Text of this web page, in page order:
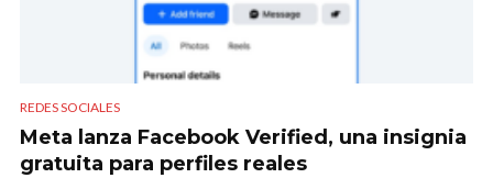
REDES SOCIALES
Meta lanza Facebook Verified, una insignia
gratuita para perfiles reales